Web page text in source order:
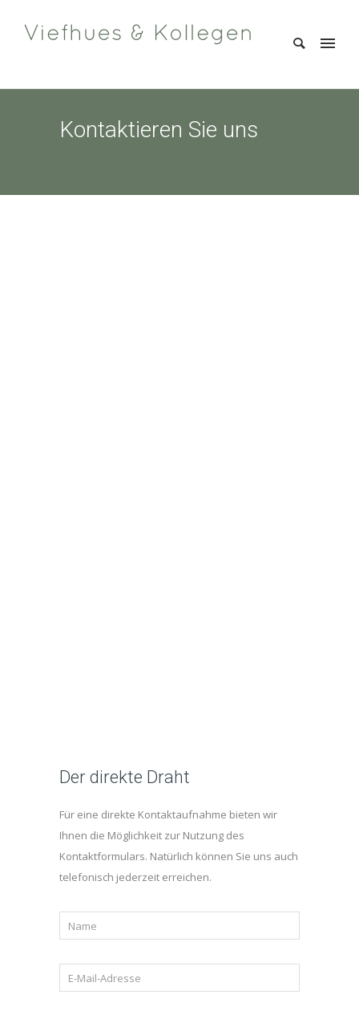
Kontaktieren Sie uns
Der direkte Draht
Für eine direkte Kontaktaufnahme bieten wir
Ihnen die Möglichkeit zur Nutzung des
Kontaktformulars. Natürlich können Sie uns auch
telefonisch jederzeit erreichen.